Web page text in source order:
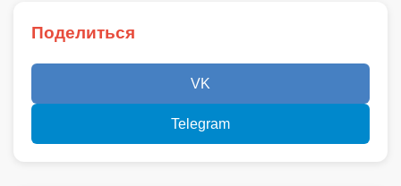
Поделиться
VK
Telegram